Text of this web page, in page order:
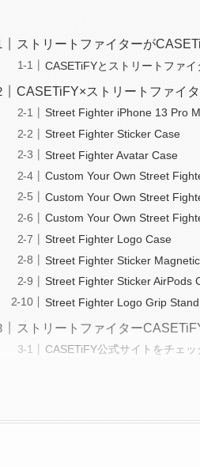
ストリートファイターが
CASETiFYとストリートファ
CASETiFY×ストリートファイ
Street Fighter iPhone 13 Pro
Street Fighter Sticker Case
Street Fighter Avatar Case
Custom Your Own Street
Custom Your Own Street
Custom Your Own Street
Street Fighter Logo Case
Street Fighter Sticker
Street Fighter Sticker AirPods
Street Fighter Logo Grip Stand
ストリートファイター
CASETiFY公式サイトをチェッ